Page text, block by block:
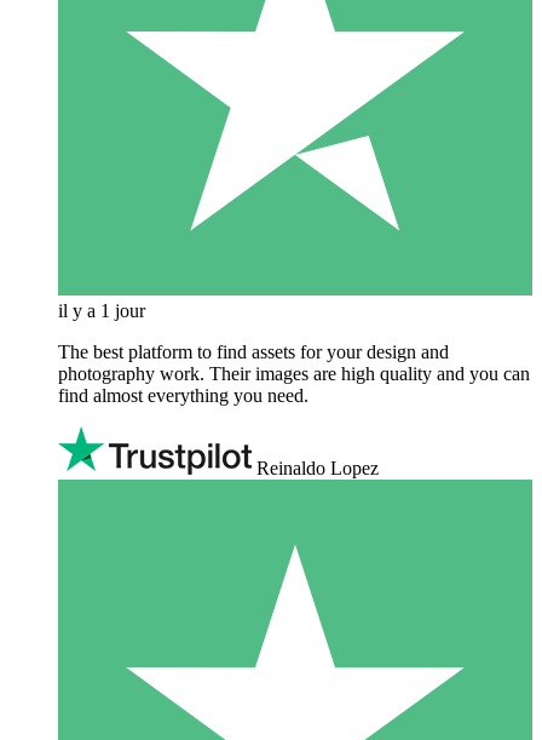
il y a 1 jour
The best platform to find assets for your design and
photography work. Their images are high quality and you can
find almost everything you need.
Reinaldo Lopez